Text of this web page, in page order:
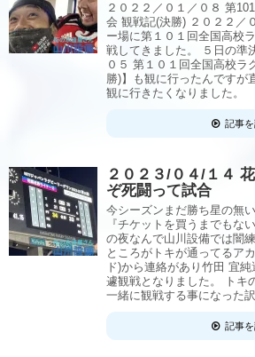
２０２２／０１／０８ 第
会 観戦記(決勝) ２０２２
ー場に第１０１回全国高校
戦してきました。 ５日の準
０５ 第１０１回全国高校ラ
勝)】も観に行ったんですが
観に行きたくなりました。
記事
２０２３/０４/１４
ぞ死闘って試合
今シーズンまだ勝ち星の無
『チケットを買うまでもな
の夜なんで山川設備では闇
ところがトキが通ってるア
ド)から連絡があり竹田 宜
遽観戦となりました。 トキ
一緒に観戦する事になった訳
記事